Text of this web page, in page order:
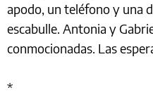
apodo, un teléfono y una
escabulle. Antonia y
conmocionadas. Las
*